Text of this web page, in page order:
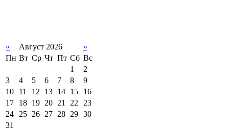
« Август 2026
»
Пн Вт Ср Чт Пт Сб Вс
1
2
3
4 5 6 7 8
9
10
11 12 13 14 15
16
17
18 19 20 21 22 23
24 25 26 27 28 29 30
31